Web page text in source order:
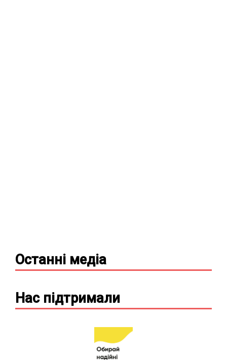
Останні медіа
Нас підтримали